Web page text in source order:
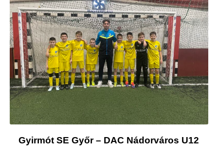
Gyirmót SE Győr – DAC Nádorváros U12